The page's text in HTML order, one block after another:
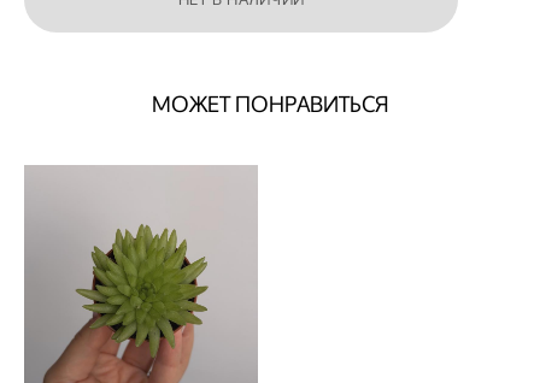
МОЖЕТ ПОНРАВИТЬСЯ